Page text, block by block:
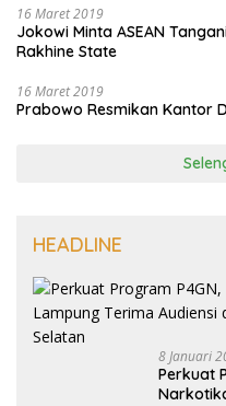
16 Maret 2019
Jokowi Minta ASEAN
Rakhine State
16 Maret 2019
Prabowo Resmikan Kantor
HEADLINE
8 Januari
Perkuat